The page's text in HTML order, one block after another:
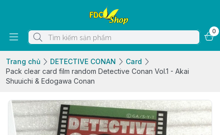
0
Trang chủ DETECTIVE CONAN
Card
Pack clear card film random Detective Conan Vol.1 - Akai
Shuuichi & Edogawa Conan